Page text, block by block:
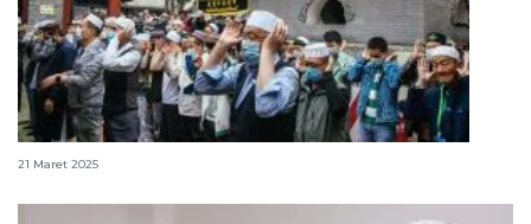
Mengintip tradisi dan suasana Lebaran di China
21 Maret 2025